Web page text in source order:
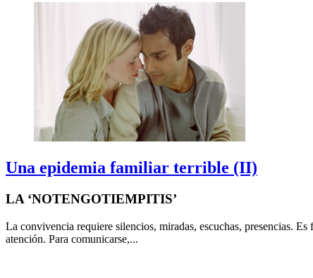
Una epidemia familiar terrible (II)
LA ‘NOTENGOTIEMPITIS’
La convivencia requiere silencios, miradas, escuchas, presencias.
atención. Para comunicarse,...